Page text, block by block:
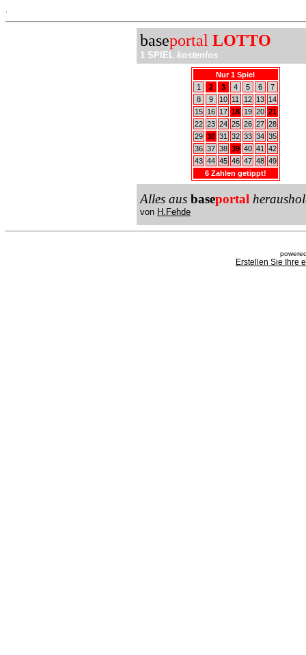
baseportal LOTTO
1 SPIEL kostenlos
Nur 1 Spiel
1
2 3 4 5 6
7
8
9 10 11 12 13
14
15
16 17 18 19 20 21
22 23 24 25 26 27 28
29 30 31 32 33 34 35
36 37 38 39 40 41
42
43 44 45 46 47 48 49
6 Zahlen getippt!
Alles aus baseportal
von H.Fehde
Erstellen Sie Ihre